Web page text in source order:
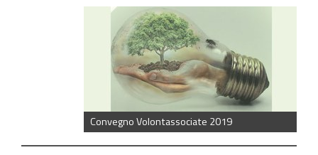
Convegno Volontassociate 2019
https://old.comune.zolapredosa.bo.it/events/convegno-
riscaldamento-
globale-